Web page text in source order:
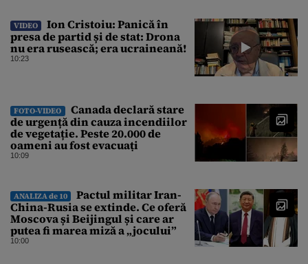
VIDEO
Ion Cristoiu: Panică în
presa de partid și de stat: Drona
nu era rusească; era ucraineană!
10:23
FOTO-VIDEO
Canada declară stare
de urgență din cauza incendiilor
de vegetație. Peste 20.000 de
oameni au fost evacuați
10:09
ANALIZA de 10
Pactul militar Iran-
China-Rusia se extinde. Ce oferă
Moscova și Beijingul și care ar
putea fi marea miză a „jocului”
10:00